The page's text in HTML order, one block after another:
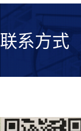
联系方式